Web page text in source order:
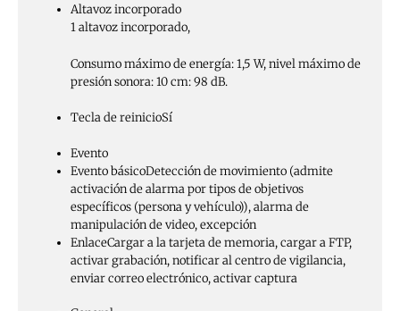
Altavoz incorporado
1 altavoz incorporado,
Consumo máximo de energía: 1,5 W, nivel máximo de
presión sonora: 10 cm: 98 dB.
Tecla de reinicioSí
Evento
Evento básicoDetección de movimiento (admite
activación de alarma por tipos de objetivos
específicos (persona y vehículo)), alarma de
manipulación de video, excepción
EnlaceCargar a la tarjeta de memoria, cargar a FTP,
activar grabación, notificar al centro de vigilancia,
enviar correo electrónico, activar captura